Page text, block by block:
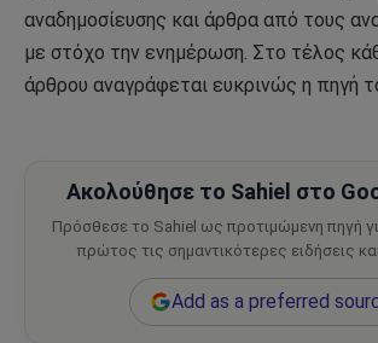
αναδημοσίευσης και άρθρα από τους
με στόχο την ενημέρωση. Στο τέλος
άρθρου αναγράφεται ευκρινώς η πηγή
Ακολούθησε το Sahiel στο
Πρόσθεσε το Sahiel ως προτιμώμενη πηγή
πρώτος τις σημαντικότερες ειδήσεις
Add as a preferred